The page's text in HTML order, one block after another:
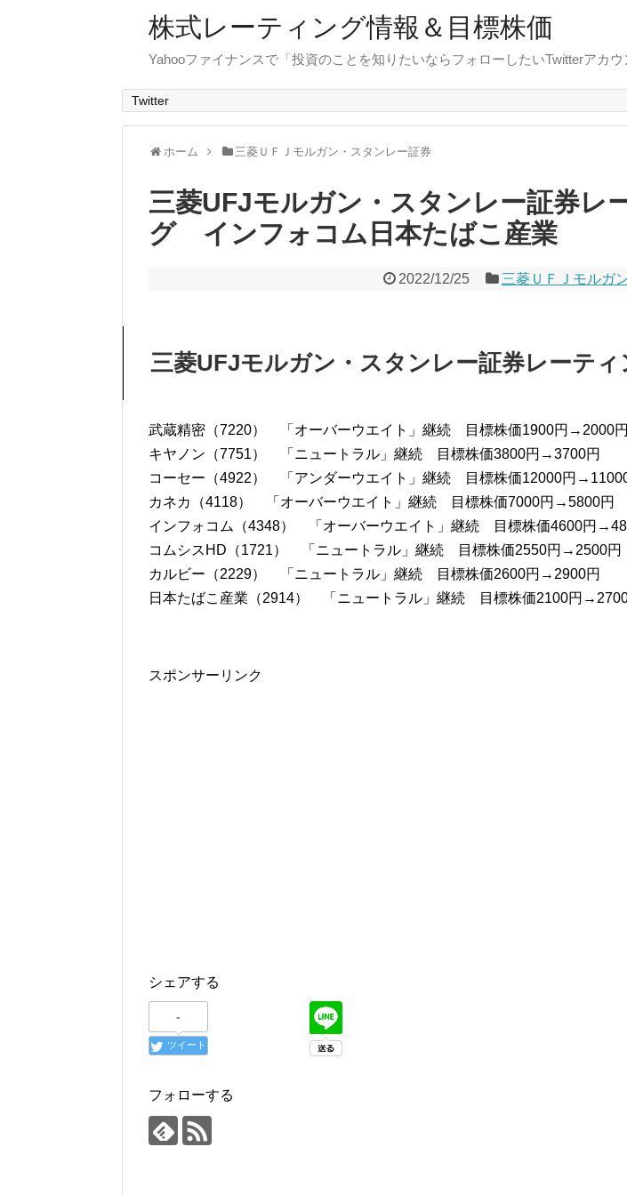
株式レーティング情報＆目標株価
Yahooファイナンスで「投資のことを知りたいならフォローしたいTwitterアカ
Twitter
ホーム 三菱ＵＦＪモルガン・スタンレー証券
三菱UFJモルガン・スタンレー証券レ
グ インフォコム日本たばこ産業
2022/12/25 三菱ＵＦＪモルガ
三菱UFJモルガン・スタンレー証券レーティ
武蔵精密（7220） 「オーバーウエイト」継続 目標株価1900円→2000円
キヤノン（7751） 「ニュートラル」継続 目標株価3800円→3700円
コーセー（4922） 「アンダーウエイト」継続 目標株価12000円
カネカ（4118） 「オーバーウエイト」継続 目標株価7000円→5800円
インフォコム（4348） 「オーバーウエイト」継続 目標株価4600円
コムシスHD（1721） 「ニュートラル」継続 目標株価2550円→2500円
カルビー（2229） 「ニュートラル」継続 目標株価2600円→2900円
日本たばこ産業（2914） 「ニュートラル」継続 目標株価2100円
スポンサーリンク
シェアする
-
ツイート
フォローする